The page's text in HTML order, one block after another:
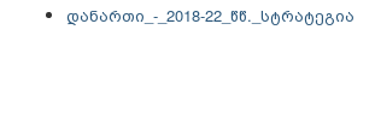
დანართი_-_2018-22_წწ._სტრატეგია